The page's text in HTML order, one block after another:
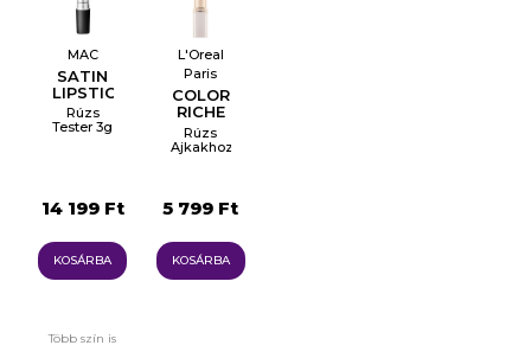
MAC
SATIN
LIPSTICK
Rúzs
Tester 3g
14 199 Ft
KOSÁRBA
L'Oreal
Paris
COLOR
RICHE
ROUGE
Rúzs
Ajkakhoz
5 799 Ft
KOSÁRBA
Több szín is